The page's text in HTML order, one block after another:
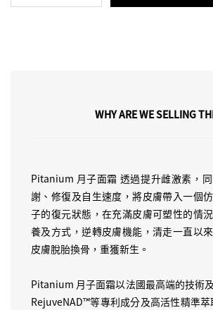
WHY ARE WE SELLING
Pitanium 月子面霜 透過提升雌激素，
謝、修復及自生速度，將皮膚帶入一個
子的復元狀態，在充滿皮膚可塑性的情
養及方式，逆轉皮膚機能，清走一直以
皮膚脫胎換骨，重獲新生。
Pitanium 月子面霜以法國最高端的技術
RejuveNAD™️等專利成分及高活性精準